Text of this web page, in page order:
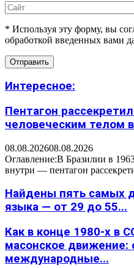
* Используя эту форму, вы
обработкой введенных вами
Интересное:
Пентагон
человеческим телом
08.08.202608.08.2026
Оглавление:В Бразилии в
внутри — пентагон
Найдены пять самых
языка — от 29 до 55...
Как в конце 1980-х в
масонское
международные...